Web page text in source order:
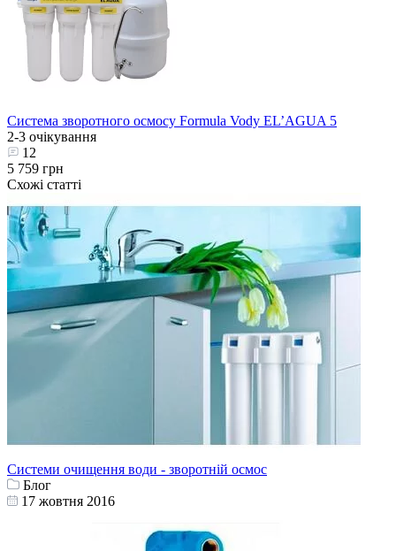
Система зворотного осмосу Formula Vody EL’AGUA 5
2-3 очікування
12
5 759 грн
Схожі статті
Системи очищення води - зворотній осмос
Блог
17 жовтня 2016